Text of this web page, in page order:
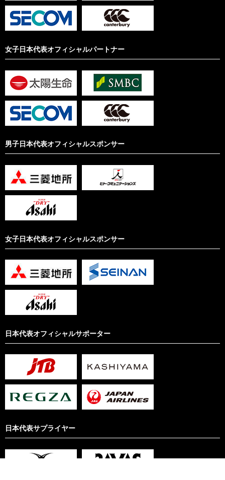
女子日本代表オフィシャルパートナー
男子日本代表オフィシャルスポンサー
女子日本代表オフィシャルスポンサー
日本代表オフィシャルサポーター
日本代表サプライヤー